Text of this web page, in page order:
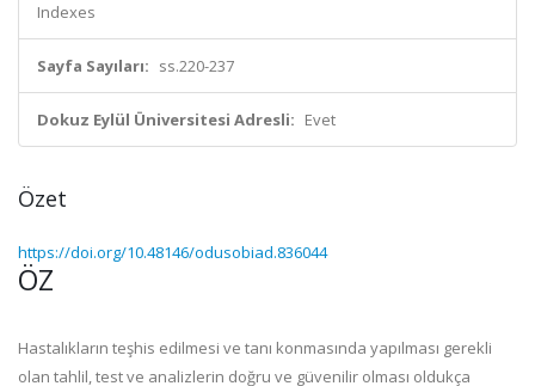
Indexes
Sayfa Sayıları: ss.220-237
Dokuz Eylül Üniversitesi Adresli: Evet
Özet
https://doi.org/10.48146/odusobiad.836044
ÖZ
Hastalıkların teşhis edilmesi ve tanı konmasında yapılması gerekli
olan tahlil, test ve analizlerin doğru ve güvenilir olması oldukça